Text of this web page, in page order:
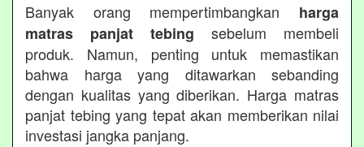
Banyak orang mempertimbangkan harga
matras panjat tebing sebelum membeli
produk. Namun, penting untuk memastikan
bahwa harga yang ditawarkan sebanding
dengan kualitas yang diberikan. Harga matras
panjat tebing yang tepat akan memberikan nilai
investasi jangka panjang.